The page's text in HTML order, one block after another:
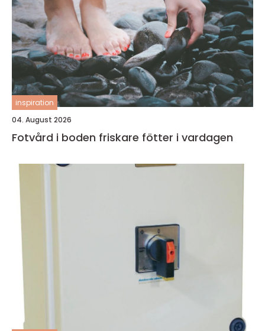
inspiration
04. August 2026
Fotvård i boden friskare fötter i vardagen